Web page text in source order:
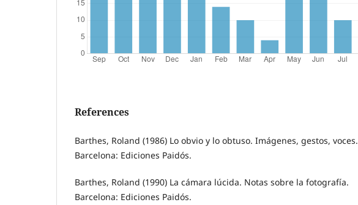
References
Barthes, Roland (1986) Lo obvio y lo obtuso. Imágenes, gestos, voces.
Barcelona: Ediciones Paidós.
Barthes, Roland (1990) La cámara lúcida. Notas sobre la fotografía.
Barcelona: Ediciones Paidós.